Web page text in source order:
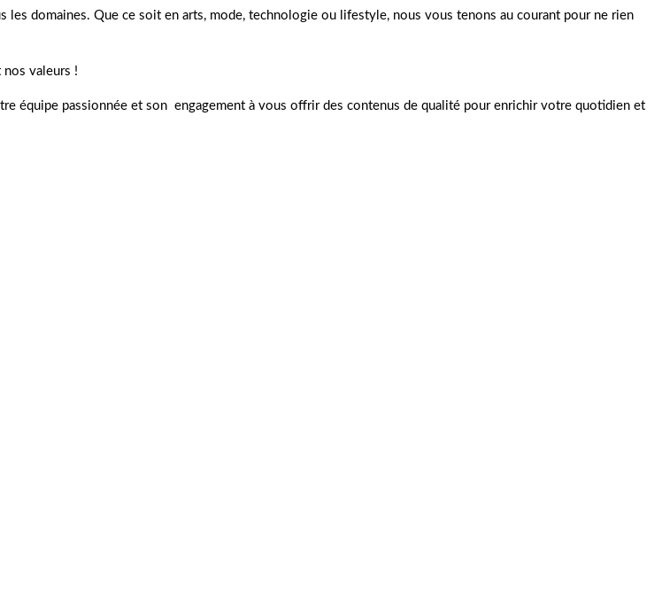
les domaines. Que ce soit en arts, mode, technologie ou lifestyle, nous vous tenons au courant pour ne rien
valeurs !
équipe passionnée et son engagement à vous offrir des contenus de qualité pour enrichir votre quotidien et